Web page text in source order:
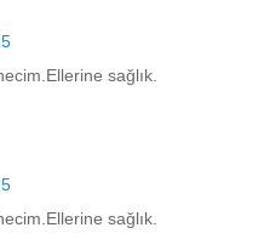
sağlık.
sağlık.